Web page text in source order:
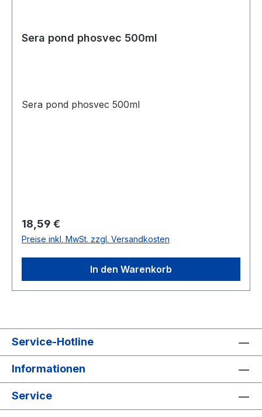
Sera pond phosvec 500ml
Sera pond phosvec 500ml
Regulärer Preis:
18,59 €
Preise inkl. MwSt. zzgl. Versandkosten
In den Warenkorb
Service-Hotline
Informationen
Service